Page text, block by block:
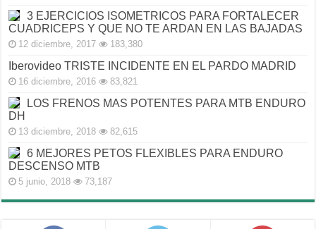
3 EJERCICIOS ISOMETRICOS PARA FORTALECER
CUADRICEPS Y QUE NO TE ARDAN EN LAS BAJADAS
12 diciembre, 2017 183,380
Iberovideo TRISTE INCIDENTE EN EL PARDO MADRID
16 diciembre, 2016 83,821
LOS FRENOS MAS POTENTES PARA MTB ENDURO
DH
13 diciembre, 2018 82,615
6 MEJORES PETOS FLEXIBLES PARA ENDURO
DESCENSO MTB
5 junio, 2018 73,187